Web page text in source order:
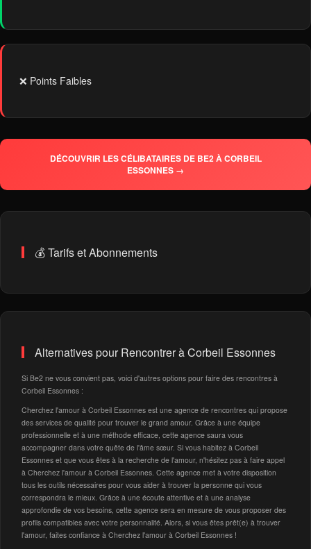
❌ Points Faibles
DÉCOUVRIR LES CÉLIBATAIRES DE BE2 À CORBEIL
ESSONNES →
💰 Tarifs et Abonnements
Alternatives pour Rencontrer à Corbeil Essonnes
Si Be2 ne vous convient pas, voici d'autres options pour faire des rencontres à
Corbeil Essonnes :
Cherchez l'amour à Corbeil Essonnes est une agence de rencontres qui propose
des services de qualité pour trouver le grand amour. Grâce à une équipe
professionnelle et à une méthode efficace, cette agence saura vous
accompagner dans votre quête de l'âme sœur. Si vous habitez à Corbeil
Essonnes et que vous êtes à la recherche de l'amour, n'hésitez pas à faire appel
à Cherchez l'amour à Corbeil Essonnes. Cette agence met à votre disposition
tous les outils nécessaires pour vous aider à trouver la personne qui vous
correspondra le mieux. Grâce à une écoute attentive et à une analyse
approfondie de vos besoins, cette agence sera en mesure de vous proposer des
profils compatibles avec votre personnalité. Alors, si vous êtes prêt(e) à trouver
l'amour, faites confiance à Cherchez l'amour à Corbeil Essonnes !